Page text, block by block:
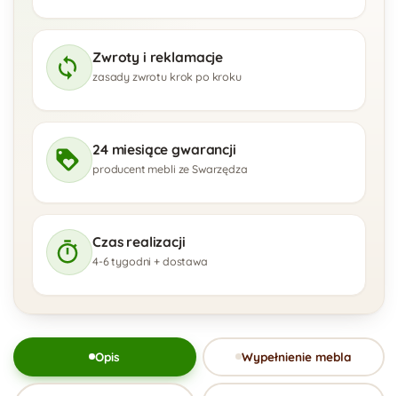
Zwroty i reklamacje
zasady zwrotu krok po kroku
24 miesiące gwarancji
producent mebli ze Swarzędza
Czas realizacji
4-6 tygodni + dostawa
Opis Wypełnienie mebla